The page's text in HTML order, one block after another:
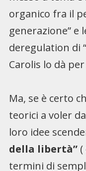
organico fra il
generazione” e
deregulation di
Carolis lo dà
Ma, se è certo
teorici a voler
loro idee
della libertà”(
termini di